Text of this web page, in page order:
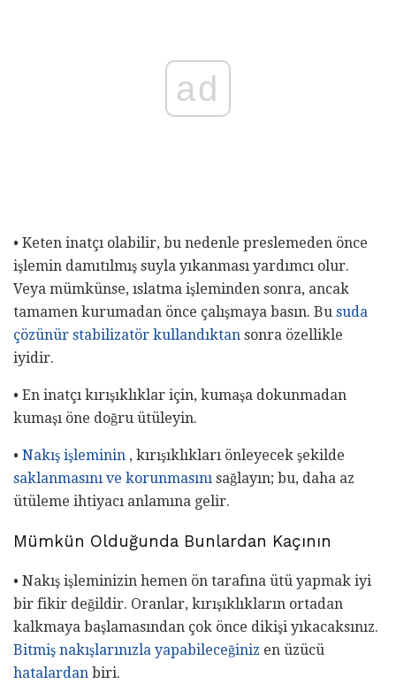
ad
• Keten inatçı olabilir, bu nedenle preslemeden önce
işlemin damıtılmış suyla yıkanması yardımcı olur.
Veya mümkünse, ıslatma işleminden sonra, ancak
tamamen kurumadan önce çalışmaya basın. Bu suda
çözünür stabilizatör kullandıktan sonra özellikle
iyidir.
• En inatçı kırışıklıklar için, kumaşa dokunmadan
kumaşı öne doğru ütüleyin.
• Nakış işleminin , kırışıklıkları önleyecek şekilde
saklanmasını ve korunmasını sağlayın; bu, daha az
ütüleme ihtiyacı anlamına gelir.
Mümkün Olduğunda Bunlardan Kaçının
• Nakış işleminizin hemen ön tarafına ütü yapmak iyi
bir fikir değildir. Oranlar, kırışıklıkların ortadan
kalkmaya başlamasından çok önce dikişi yıkacaksınız.
Bitmiş nakışlarınızla yapabileceğiniz en üzücü
hatalardan biri.